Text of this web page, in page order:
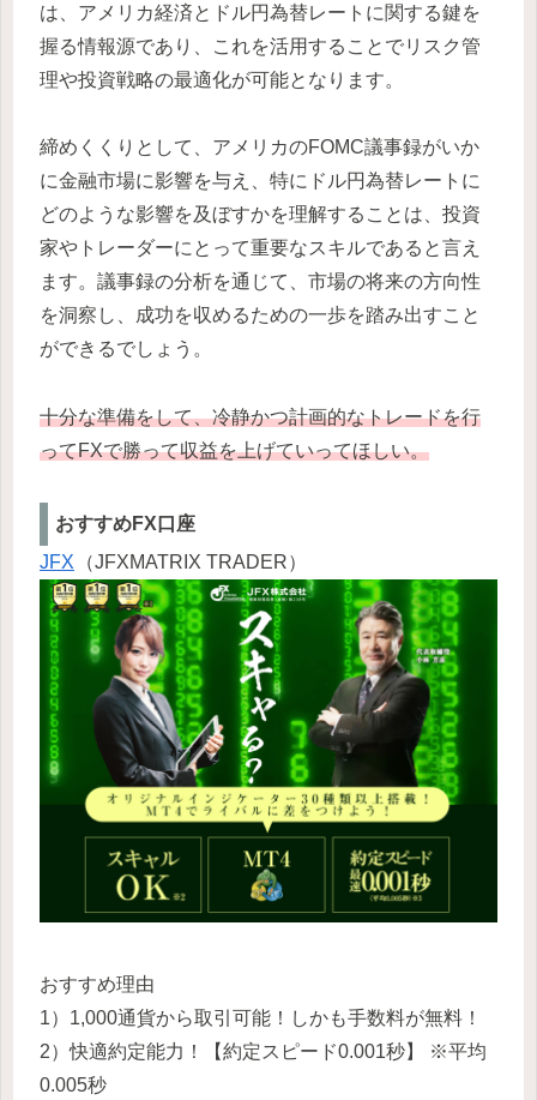
は、アメリカ経済とドル円為替レートに関する鍵を
握る情報源であり、これを活用することでリスク管
理や投資戦略の最適化が可能となります。
締めくくりとして、アメリカのFOMC議事録がいか
に金融市場に影響を与え、特にドル円為替レートに
どのような影響を及ぼすかを理解することは、投資
家やトレーダーにとって重要なスキルであると言え
ます。議事録の分析を通じて、市場の将来の方向性
を洞察し、成功を収めるための一歩を踏み出すこと
ができるでしょう。
十分な準備をして、冷静かつ計画的なトレードを行
ってFXで勝って収益を上げていってほしい。
おすすめFX口座
JFX
（JFXMATRIX TRADER）
おすすめ理由
1）1,000通貨から取引可能！しかも手数料が無料！
2）快適約定能力！【約定スピード0.001秒】 ※平均
0.005秒